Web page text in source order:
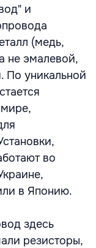
и
(медь,
не эмалевой,
По уникальной
во
в Японию.
здесь
резисторы,